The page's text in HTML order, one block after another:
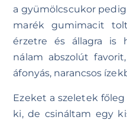
a gyümölcscukor
marék gumimacit
érzetre és állagra is
nálam abszolút
áfonyás, narancsos
Ezeket a szeletek
ki, de csináltam egy